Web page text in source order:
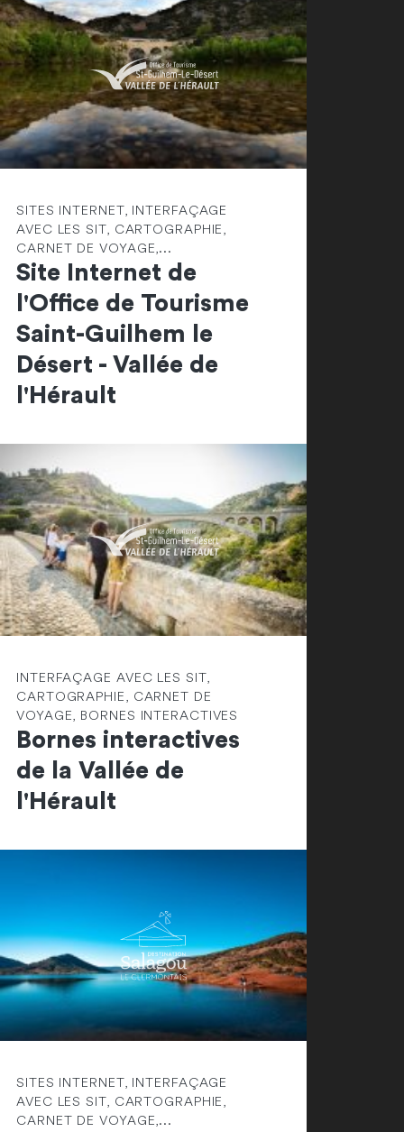
SITES INTERNET, INTERFAÇAGE
AVEC LES SIT, CARTOGRAPHIE,
CARNET DE VOYAGE,...
Site Internet de
l'Office de Tourisme
Saint-Guilhem le
Désert - Vallée de
l'Hérault
INTERFAÇAGE AVEC LES SIT,
CARTOGRAPHIE, CARNET DE
VOYAGE, BORNES INTERACTIVES
Bornes interactives
de la Vallée de
l'Hérault
SITES INTERNET, INTERFAÇAGE
AVEC LES SIT, CARTOGRAPHIE,
CARNET DE VOYAGE,...